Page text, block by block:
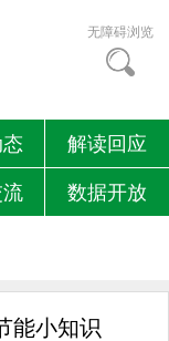
无障碍浏览
解读回应
数据开放
能小知识